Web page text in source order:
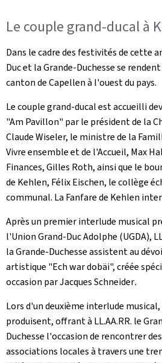
Le couple grand-ducal à
Dans le cadre des festivités de cette
Duc et la Grande-Duchesse se
canton de Capellen à l'ouest du pays.
Le couple grand-ducal est accueilli
"Am Pavillon" par le président de la
Claude Wiseler, le ministre de la
Vivre ensemble et de l'Accueil, Max
Finances, Gilles Roth, ainsi que le
de Kehlen, Félix Eischen, le collège
communal. La Fanfare de Kehlen
Après un premier interlude musical
l'UnionGrand-Duc Adolphe (UGDA),
la Grande-Duchesse assistent au
artistique "Ech war dobäi", créée
occasion par Jacques Schneider.
Lors d'un deuxième interlude musical,
produisent, offrant à LL.AA.RR. le
Duchesse l'occasion de rencontrer
associations locales à travers une